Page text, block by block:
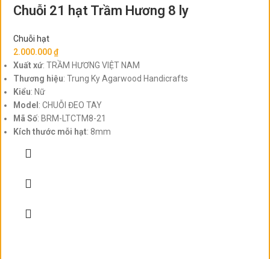
Chuỗi 21 hạt Trầm Hương 8 ly
Chuỗi hạt
2.000.000₫
Xuất xứ: TRẦM HƯƠNG VIỆT NAM
Thương hiệu: Trung Ky Agarwood Handicrafts
Kiểu: Nữ
Model : CHUỖI ĐEO TAY
Mã Số: BRM-LTCTM8-21
Kích thước mỗi hạt: 8mm